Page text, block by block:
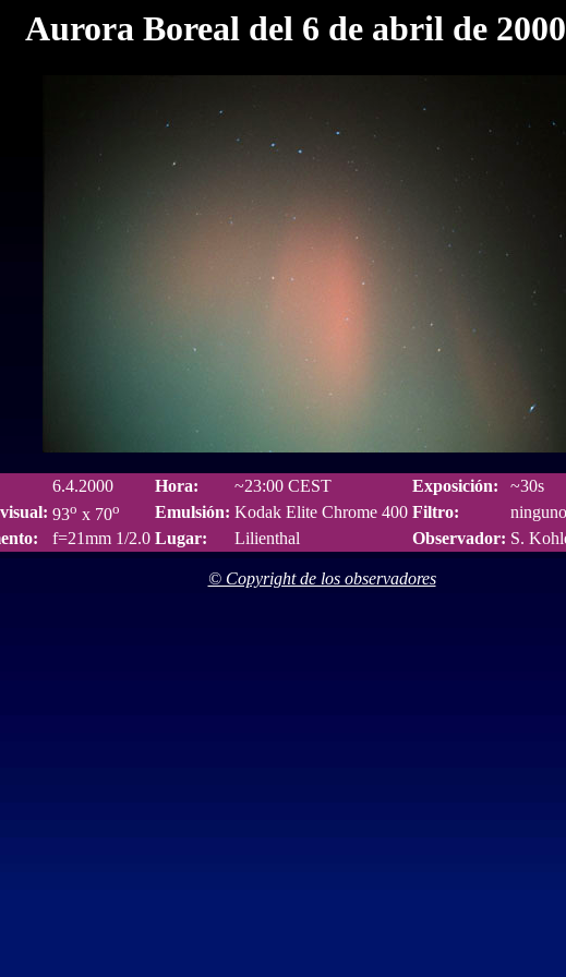
Aurora Boreal del 6 de abril de 2000
6.4.2000 Hora: ~23:00 CEST Exposición:
~30s
93o x 70o Emulsión: Kodak Elite Chrome 400 Filtro:
ninguno
f=21mm 1/2.0 Lugar: Lilienthal Observador: S.
© Copyright de los observadores